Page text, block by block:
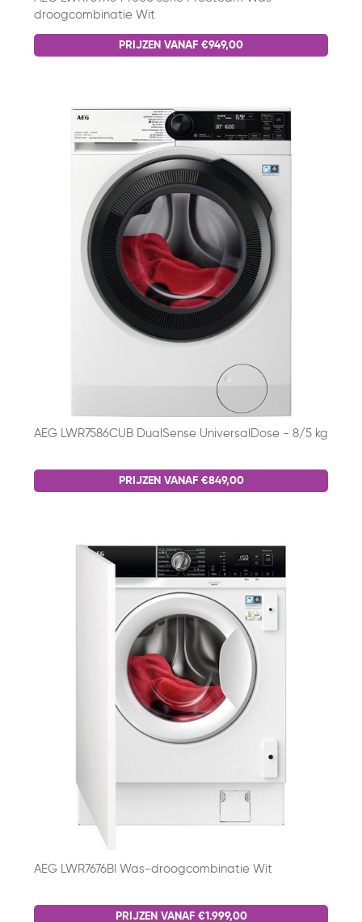
droogcombinatie Wit
PRIJZEN VANAF €949,00
AEG LWR7586CUB DualSense UniversalDose - 8/5 kg
PRIJZEN VANAF €849,00
AEG LWR7676BI Was-droogcombinatie Wit
PRIJZEN VANAF €1.999,00